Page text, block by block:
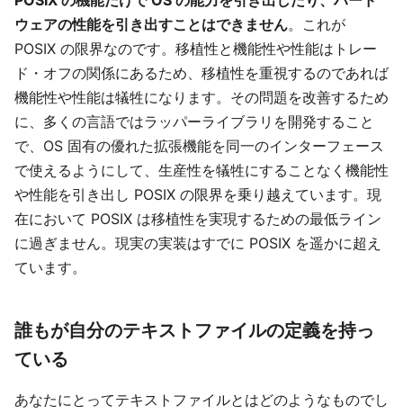
ウェアの性能を引き出すことはできません。これが
POSIX の限界なのです。移植性と機能性や性能はトレー
ド・オフの関係にあるため、移植性を重視するのであれば
機能性や性能は犠牲になります。その問題を改善するため
に、多くの言語ではラッパーライブラリを開発すること
で、OS 固有の優れた拡張機能を同一のインターフェース
で使えるようにして、生産性を犠牲にすることなく機能性
や性能を引き出し POSIX の限界を乗り越えています。現
在において POSIX は移植性を実現するための最低ライン
に過ぎません。現実の実装はすでに POSIX を遥かに超え
ています。
誰もが自分のテキストファイルの定義を持っ
ている
あなたにとってテキストファイルとはどのようなものでし